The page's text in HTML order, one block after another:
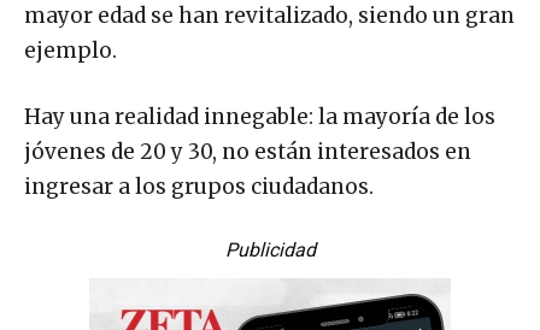
mayor edad se han revitalizado, siendo un gran
ejemplo.
Hay una realidad innegable: la mayoría de los
jóvenes de 20 y 30, no están interesados en
ingresar a los grupos ciudadanos.
Publicidad